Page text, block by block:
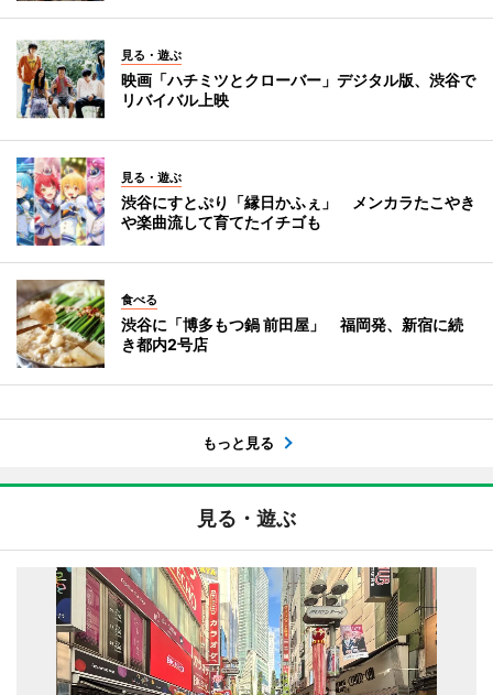
見る・遊ぶ
映画「ハチミツとクローバー」デジタル版、渋谷で
リバイバル上映
見る・遊ぶ
渋谷にすとぷり「縁日かふぇ」 メンカラたこやき
や楽曲流して育てたイチゴも
食べる
渋谷に「博多もつ鍋 前田屋」 福岡発、新宿に続
き都内2号店
もっと見る
見る・遊ぶ